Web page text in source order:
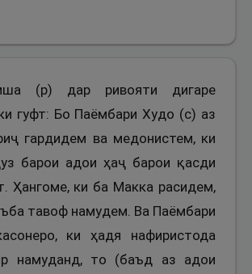
(р) дар ривояти дигаре
гуфт: Бо Паёмбари Худо (с) аз
гардидем ва медонистем, ки
барои адои ҳаҷ барои қасди
Ҳангоме, ки ба Макка расидем,
тавоф намудем. Ва Паёмбари
ки ҳадя нафиристода
намуданд, то (баъд аз адои